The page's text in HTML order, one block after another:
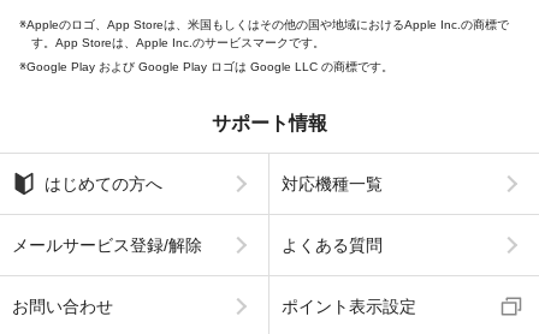
Appleのロゴ、App Storeは、米国もしくはその他の国や地域におけるApple Inc.の商標で
す。App Storeは、Apple Inc.のサービスマークです。
Google Play および Google Play ロゴは Google LLC の商標です。
サポート情報
はじめての方へ 対応機種一覧
メールサービス登録/解除 よくある質問
お問い合わせ ポイント表示設定